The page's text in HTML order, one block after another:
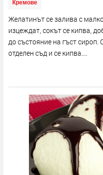
Кремове
Желатинът се залива с
изцеждат, сокът се кипва,
до състояние на гъст сироп.
отделен съд и се кипва....